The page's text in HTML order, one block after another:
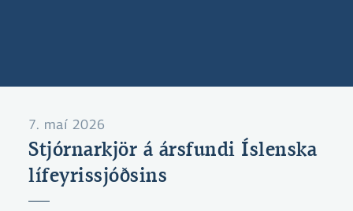
7. maí 2026
Stjórnarkjör á ársfundi Íslenska
lífeyrissjóðsins